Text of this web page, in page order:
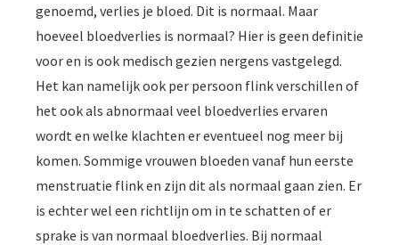
genoemd, verlies je bloed. Dit is normaal. Maar
hoeveel bloedverlies is normaal? Hier is geen definitie
voor en is ook medisch gezien nergens vastgelegd.
Het kan namelijk ook per persoon flink verschillen of
het ook als abnormaal veel bloedverlies ervaren
wordt en welke klachten er eventueel nog meer bij
komen. Sommige vrouwen bloeden vanaf hun eerste
menstruatie flink en zijn dit als normaal gaan zien. Er
is echter wel een richtlijn om in te schatten of er
sprake is van normaal bloedverlies. Bij normaal